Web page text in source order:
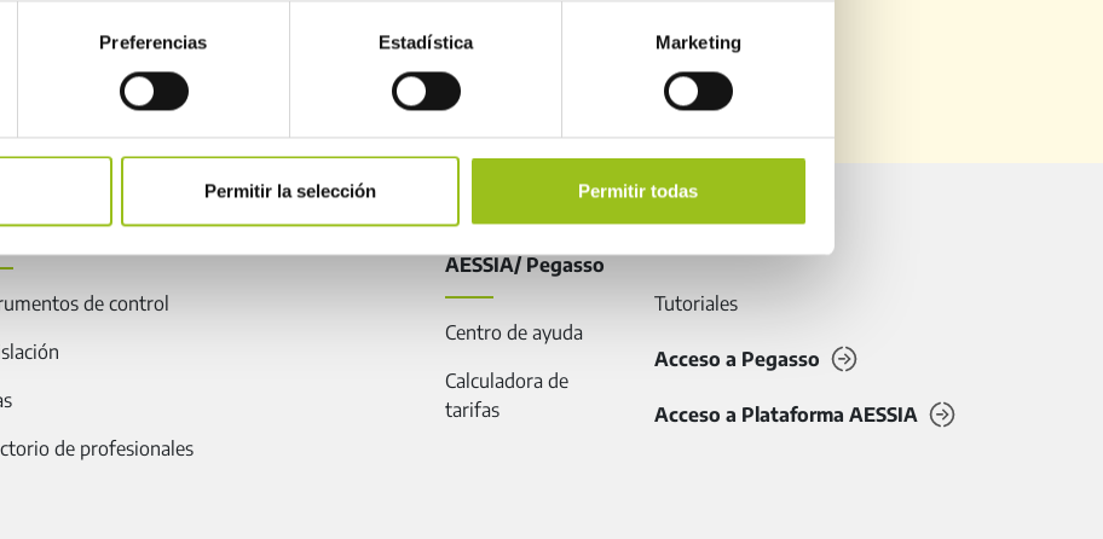
Preferencias Estadística Marketing
Permitir la selección Permitir todas
industrial
SUSCRIBIRME BOLETINES ANTERIORES
industrial
de control
de profesionales
Plataforma
AESSIA/ Pegasso
Centro de ayuda
Calculadora de
tarifas
Tutoriales
Acceso a Pegasso
Acceso a Plataforma AESSIA